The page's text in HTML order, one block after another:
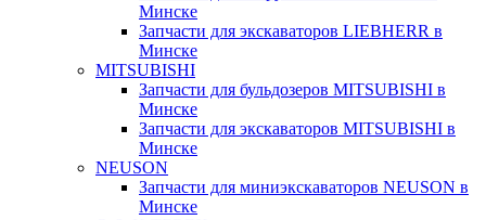
Минске
Запчасти для экскаваторов LIEBHERR в
Минске
MITSUBISHI
Запчасти для бульдозеров MITSUBISHI в
Минске
Запчасти для экскаваторов MITSUBISHI в
Минске
NEUSON
Запчасти для миниэкскаваторов NEUSON в
Минске